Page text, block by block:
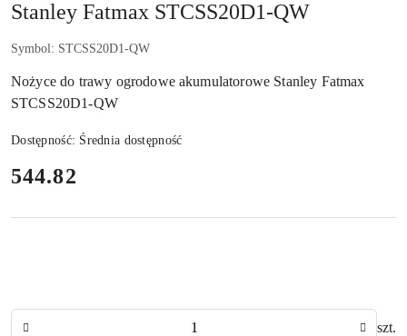
Stanley Fatmax STCSS20D1-QW
Symbol: STCSS20D1-QW
Nożyce do trawy ogrodowe akumulatorowe Stanley Fatmax
STCSS20D1-QW
Dostępność: Średnia dostępność
cena:
544.82
szt.